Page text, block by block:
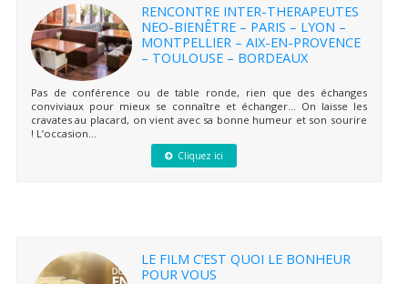
RENCONTRE INTER-THERAPEUTES
NEO-BIENÊTRE – PARIS – LYON –
MONTPELLIER – AIX-EN-PROVENCE
– TOULOUSE – BORDEAUX
Pas de conférence ou de table ronde, rien que des échanges
conviviaux pour mieux se connaître et échanger… On laisse les
cravates au placard, on vient avec sa bonne humeur et son sourire
! L’occasion...
Cliquez ici
LE FILM C’EST QUOI LE BONHEUR
POUR VOUS